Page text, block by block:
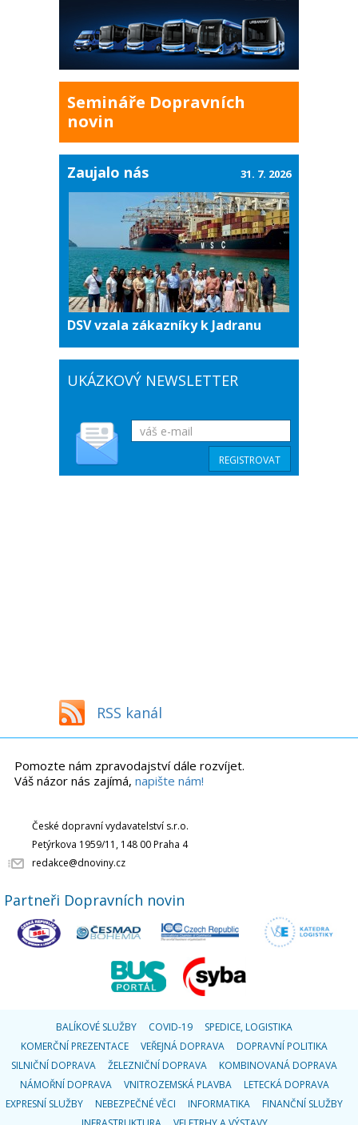
Semináře Dopravních
novin
Zaujalo nás
DSV vzala zákazníky k Jadranu
31. 7. 2026
UKÁZKOVÝ NEWSLETTER
RSS kanál
Pomozte nám zpravodajství dále rozvíjet.
Váš názor nás zajímá, napište nám!
České dopravní vydavatelství s.r.o.
Petýrkova 1959/11, 148 00 Praha 4
redakce@dnoviny.cz
Partneři Dopravních novin
BALÍKOVÉ SLUŽBY COVID-19
SPEDICE, LOGISTIKA
KOMERČNÍ PREZENTACE
VEŘEJNÁ DOPRAVA
DOPRAVNÍ POLITIKA
SILNIČNÍ DOPRAVA
ŽELEZNIČNÍ DOPRAVA
KOMBINOVANÁ DOPRAVA
NÁMOŘNÍ DOPRAVA
VNITROZEMSKÁ PLAVBA
LETECKÁ DOPRAVA
EXPRESNÍ SLUŽBY
NEBEZPEČNÉ VĚCI INFORMATIKA
FINANČNÍ SLUŽBY